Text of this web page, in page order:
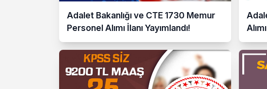
Adalet Bakanlığı ve CTE 1730 Memur
Personel Alımı İlanı Yayımlandı!